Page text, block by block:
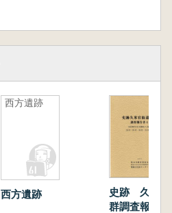
西方遺跡
西方遺跡
史跡 久米官
群調査報告